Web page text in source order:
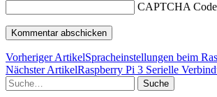
CAPTCHA Code
Vorheriger ArtikelSpracheinstellungen beim
Nächster ArtikelRaspberry Pi 3 Serielle
Suche